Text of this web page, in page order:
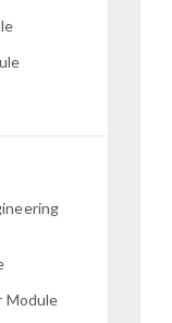
Module